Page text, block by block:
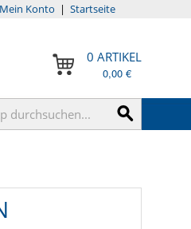
Startseite
|
Mein Konto
0 ARTIKEL
0,00 €